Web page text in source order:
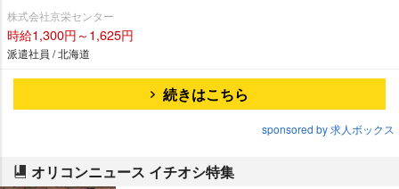
株式会社京栄センター
時給1,300円～1,625円
派遣社員 / 北海道
続きはこちら
sponsored by 求人ボックス
オリコンニュース イチオシ特集